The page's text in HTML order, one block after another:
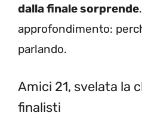
dalla finale sorprende
approfondimento:
parlando.
Amici 21, svelata la
finalisti